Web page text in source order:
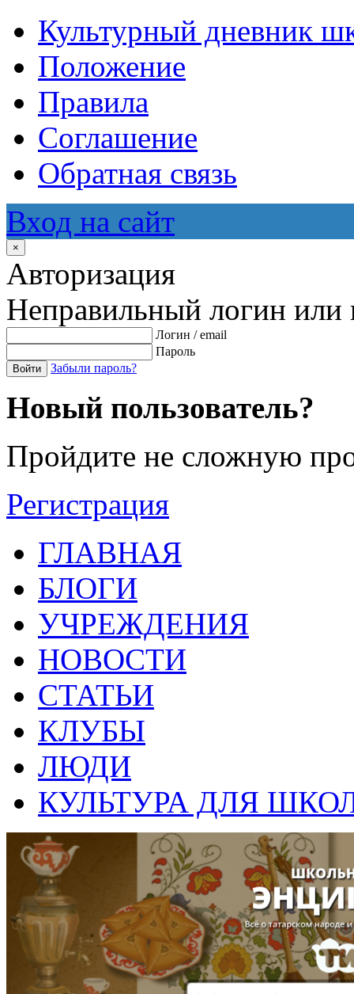
Культурный дневник
Положение
Правила
Соглашение
Обратная связь
Вход на сайт
×
Авторизация
Неправильный логин или
Логин / email
Пароль
Войти Забыли пароль?
Новый пользователь?
Пройдите не сложную
Регистрация
ГЛАВНАЯ
БЛОГИ
УЧРЕЖДЕНИЯ
НОВОСТИ
СТАТЬИ
КЛУБЫ
ЛЮДИ
КУЛЬТУРА ДЛЯ